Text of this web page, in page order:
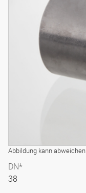
Abbildung kann abweichen
DN*
38